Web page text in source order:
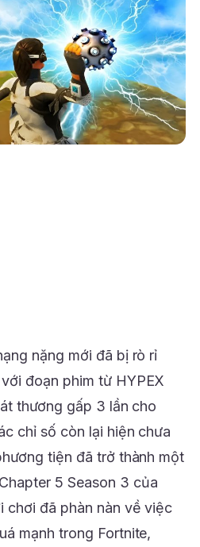
nặng mới đã bị rò rỉ
đoạn phim từ HYPEX
thương gấp 3 lần cho
chỉ số còn lại hiện chưa
tiện đã trở thành một
5 Season 3 của
chơi đã phàn nàn về việc
mạnh trong Fortnite,